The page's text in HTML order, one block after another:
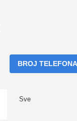
BROJ TELEFONA
Sve